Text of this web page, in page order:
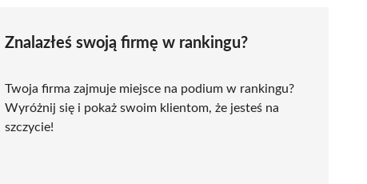
Znalazłeś swoją firmę w rankingu?
Twoja firma zajmuje miejsce na podium w rankingu?
Wyróżnij się i pokaż swoim klientom, że jesteś na
szczycie!